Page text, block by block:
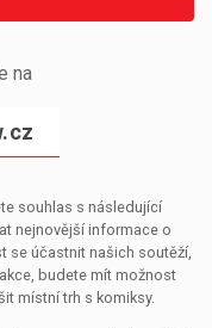
na
souhlas s následující
nejnovější informace o
se účastnit našich soutěží,
budete mít možnost
místní trh s komiksy.